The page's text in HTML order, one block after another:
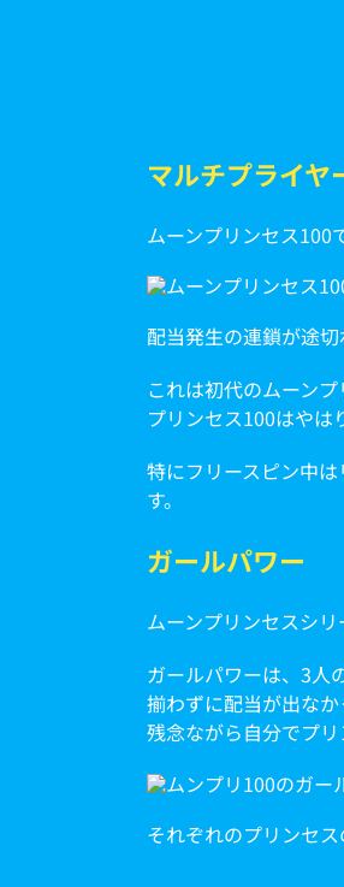
マルチプライヤ
ムーンプリンセス100
配当発生の連鎖が途
これは初代のムーン
プリンセス100はやは
特にフリースピン中
す。
ガールパワー
ムーンプリンセスシ
ガールパワーは、3人
揃わずに配当が出な
残念ながら自分でプリ
それぞれのプリンセス